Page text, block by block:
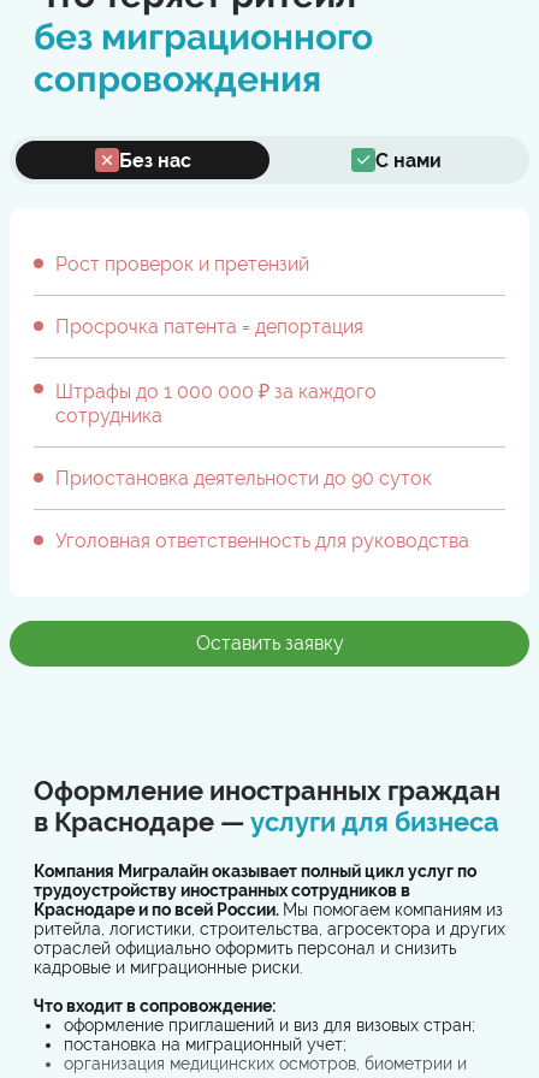
без миграционного
сопровождения
Без нас С нами
Рост проверок и претензий
Просрочка патента = депортация
Штрафы до 1 000 000 ₽ за каждого
сотрудника
Приостановка деятельности до 90 суток
Уголовная ответственность для руководства
Оставить заявку
Оформление иностранных граждан
в Краснодаре —услуги для бизнеса
Компания Мигралайн оказывает полный цикл услуг по
трудоустройству иностранных сотрудников в
Краснодаре и по всей России. Мы помогаем компаниям из
ритейла, логистики, строительства, агросектора и других
отраслей официально оформить персонал и снизить
кадровые и миграционные риски.
Что входит в сопровождение:
оформление приглашений и виз для визовых стран;
постановка на миграционный учет;
организация медицинских осмотров, биометрии и